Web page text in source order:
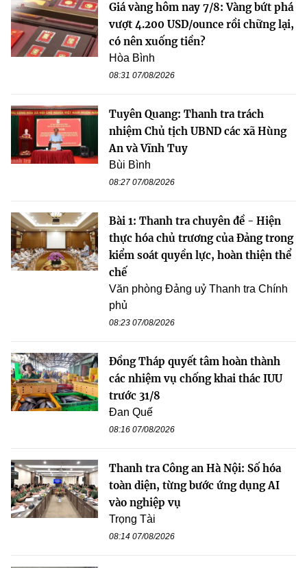
Giá vàng hôm nay 7/8: Vàng bứt phá
vượt 4.200 USD/ounce rồi chững lại,
có nên xuống tiền?
Hòa Bình
08:31 07/08/2026
Tuyên Quang: Thanh tra trách
nhiệm Chủ tịch UBND các xã Hùng
An và Vĩnh Tuy
Bùi Bình
08:27 07/08/2026
Bài 1: Thanh tra chuyên đề - Hiện
thực hóa chủ trương của Đảng trong
kiểm soát quyền lực, hoàn thiện thể
chế
Văn phòng Đảng uỷ Thanh tra Chính
phủ
08:23 07/08/2026
Đồng Tháp quyết tâm hoàn thành
các nhiệm vụ chống khai thác IUU
trước 31/8
Đan Quế
08:16 07/08/2026
Thanh tra Công an Hà Nội: Số hóa
toàn diện, từng bước ứng dụng AI
vào nghiệp vụ
Trọng Tài
08:14 07/08/2026